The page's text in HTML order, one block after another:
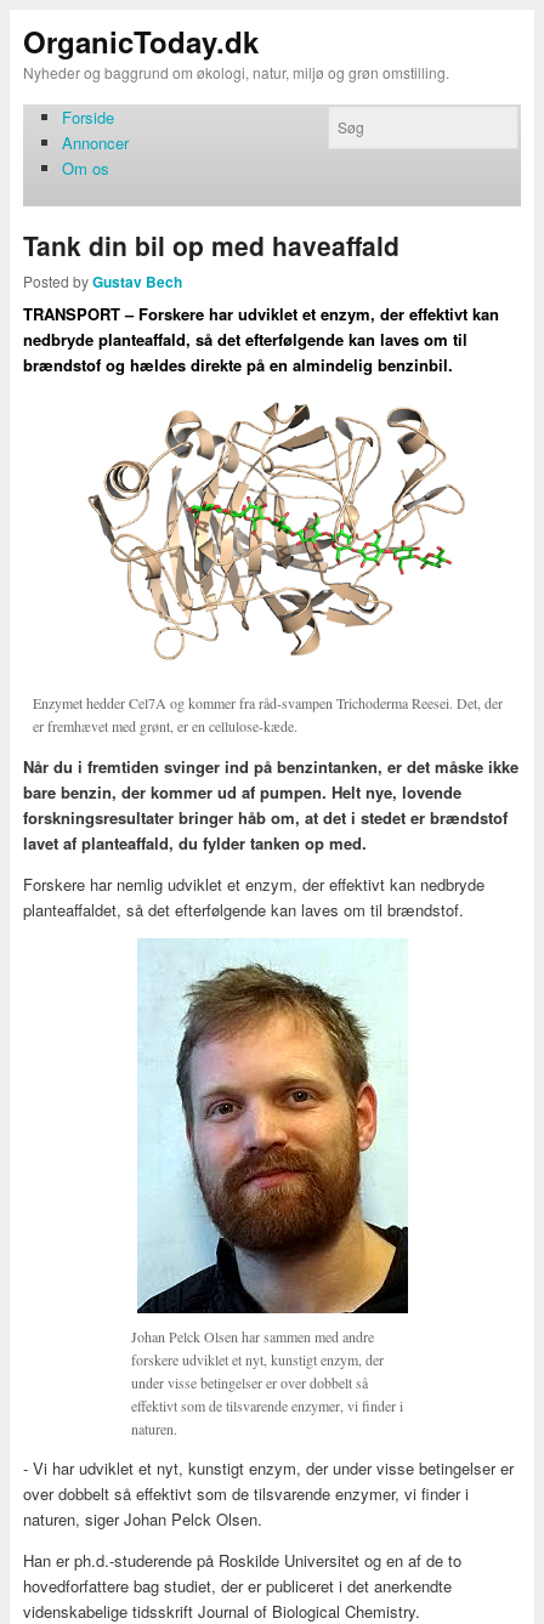
OrganicToday.dk
Nyheder og baggrund om økologi, natur, miljø og grøn omstilling.
Forside
Annoncer
Om os
Tank din bil op med haveaffald
Posted byGustav Bech
TRANSPORT – Forskere har udviklet et enzym, der effektivt kan
nedbryde planteaffald, så det efterfølgende kan laves om til
brændstof og hældes direkte på en almindelig benzinbil.
Enzymet hedder Cel7A og kommer fra råd-svampen Trichoderma Reesei. Det, der
er fremhævet med grønt, er en cellulose-kæde.
Når du i fremtiden svinger ind på benzintanken, er det måske ikke
bare benzin, der kommer ud af pumpen. Helt nye, lovende
forskningsresultater bringer håb om, at det i stedet er brændstof
lavet af planteaffald, du fylder tanken op med.
Forskere har nemlig udviklet et enzym, der effektivt kan nedbryde
planteaffaldet, så det efterfølgende kan laves om til brændstof.
Johan Pelck Olsen har sammen med andre
forskere udviklet et nyt, kunstigt enzym, der
under visse betingelser er over dobbelt så
effektivt som de tilsvarende enzymer, vi finder i
naturen.
- Vi har udviklet et nyt, kunstigt enzym, der under visse betingelser er
over dobbelt så effektivt som de tilsvarende enzymer, vi finder i
naturen, siger Johan Pelck Olsen.
Han er ph.d.-studerende på Roskilde Universitet og en af de to
hovedforfattere bag studiet, der er publiceret i det anerkendte
videnskabelige tidsskrift Journal of Biological Chemistry.